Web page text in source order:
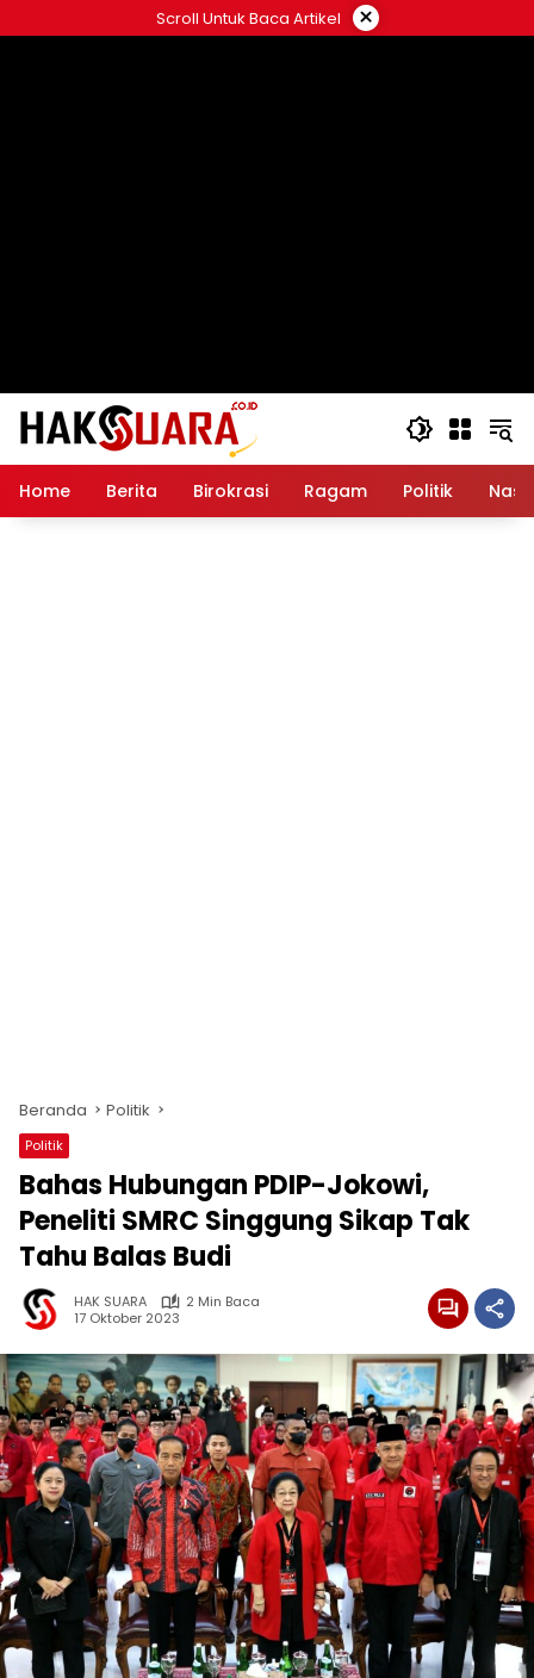
ke
Scroll Untuk Baca Artikel ×
Home Berita Birokrasi Ragam Politik
Beranda Politik
Politik
Bahas Hubungan PDIP-Jokowi,
Peneliti SMRC Singgung Sikap Tak
Tahu Balas Budi
HAK SUARA
2 Min Baca
17 Oktober 2023